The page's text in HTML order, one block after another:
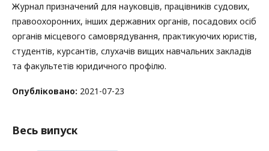
Журнал призначений для науковців, працівників судових,
правоохоронних, інших державних органів, посадових осіб
органів місцевого самоврядування, практикуючих юристів,
студентів, курсантів, слухачів вищих навчальних закладів
та факультетів юридичного профілю.
Опубліковано: 2021-07-23
Весь випуск